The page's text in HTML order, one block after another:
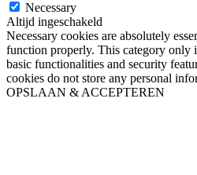
Necessary
Altijd ingeschakeld
Necessary cookies are absolutely
function properly. This category only
basic functionalities and security
cookies do not store any personal
OPSLAAN & ACCEPTEREN